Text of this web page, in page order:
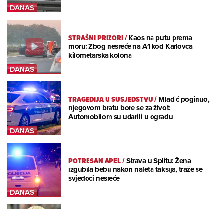
STRAŠNI PRIZORI/Kaos na putu prema
moru: Zbog nesreće na A1 kod Karlovca
kilometarska kolona
TRAGEDIJA U SUSJEDSTVU/Mladić poginuo,
njegovom bratu bore se za život:
Automobilom su udarili u ogradu
POTRESAN APEL/Strava u Splitu: Žena
izgubila bebu nakon naleta taksija, traže se
svjedoci nesreće